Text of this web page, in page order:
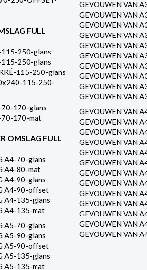
FULL
115-250-glans
115-250-glans
115-250-glans
115-250-
70-170-glans
70-170-mat
OMSLAG FULL
A4-70-glans
A4-80-mat
A4-90-glans
A4-90-offset
A4-135-glans
A4-135-mat
A5-70-glans
A5-90-glans
A5-90-offset
A5-135-glans
A5-135-mat
GEVOUWEN VAN
GEVOUWEN VAN
GEVOUWEN VAN
GEVOUWEN VAN
GEVOUWEN VAN
GEVOUWEN VAN
GEVOUWEN VAN
GEVOUWEN VAN
GEVOUWEN VAN
GEVOUWEN VAN
GEVOUWEN VAN
GEVOUWEN VAN
GEVOUWEN VAN
GEVOUWEN VAN
GEVOUWEN VAN
GEVOUWEN VAN
GEVOUWEN VAN
GEVOUWEN VAN
GEVOUWEN VAN
GEVOUWEN VAN
GEVOUWEN VAN
GEVOUWEN VAN
GEVOUWEN VAN